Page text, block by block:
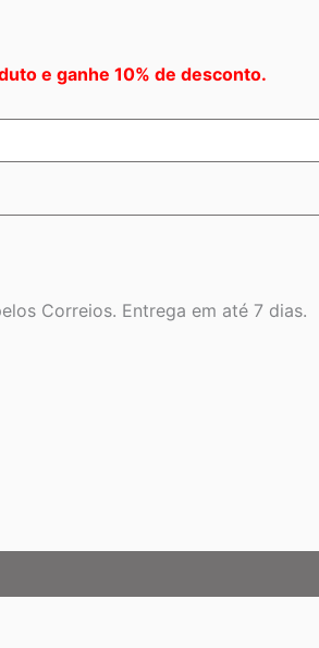
e ganhe 10% de desconto.
Correios. Entrega em até 7 dias.